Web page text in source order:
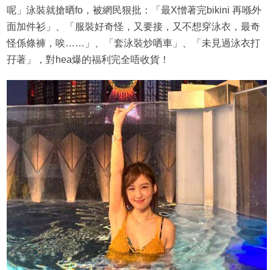
呢」泳裝就搶晒fo，被網民狠批：「最X憎著完bikini 再喺外
面加件衫」、「服裝好奇怪，又要接，又不想穿泳衣，最奇
怪係條褲，唉……」、「套泳裝炒哂車」、「未見過泳衣打
孖著」，對hea爆的福利完全唔收貨！